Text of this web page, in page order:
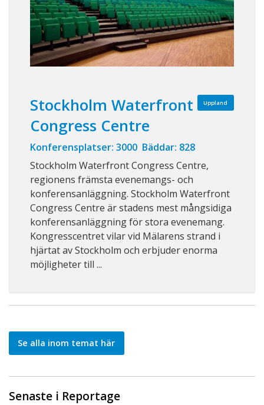
Uppland
Stockholm Waterfront
Congress Centre
Konferensplatser: 3000 Bäddar: 828
Stockholm Waterfront Congress Centre,
regionens främsta evenemangs- och
konferensanläggning. Stockholm Waterfront
Congress Centre är stadens mest mångsidiga
konferensanläggning för stora evenemang.
Kongresscentret vilar vid Mälarens strand i
hjärtat av Stockholm och erbjuder enorma
möjligheter till ...
Se alla inom temat här
Senaste i Reportage